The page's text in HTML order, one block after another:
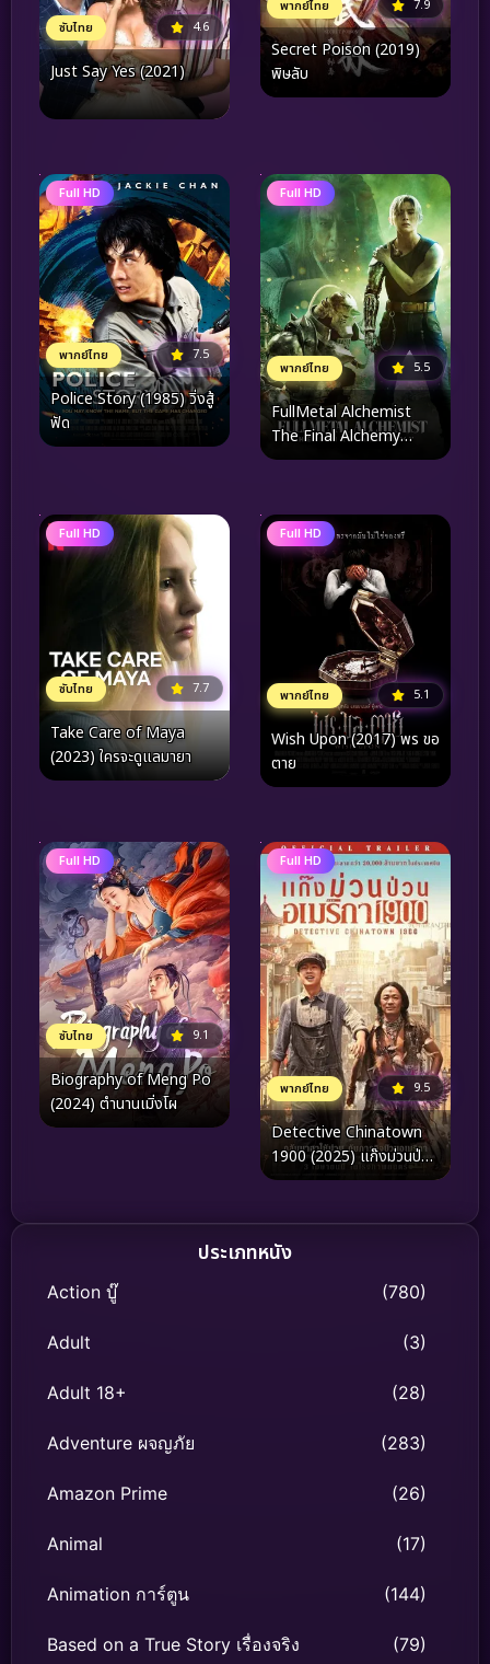
ซับไทย 4.6
Just Say Yes (2021)
พากย์ไทย 7.9
Secret Poison (2019)
พิษลับ
Full HD
พากย์ไทย 7.5
Police Story (1985) วิ่งสู้
ฟัด
Full HD
พากย์ไทย 5.5
FullMetal Alchemist
The Final Alchemy
(2022) แขนกลคนแปรธาตุ
Full HD
ซับไทย 7.7
Take Care of Maya
(2023) ใครจะดูแลมายา
Full HD
พากย์ไทย 5.1
Wish Upon (2017) พร ขอ
ตาย
Full HD
ซับไทย 9.1
Biography of Meng Po
(2024) ตำนานเมิ่งโผ
Full HD
พากย์ไทย 9.5
Detective Chinatown
1900 (2025) แก๊งม่วนป่วน
อเมริกา
ประเภทหนัง
Action บู๊ (780)
Adult (3)
Adult 18+ (28)
Adventure ผจญภัย (283)
Amazon Prime (26)
Animal (17)
Animation การ์ตูน (144)
Based on a True Story เรื่องจริง (79)